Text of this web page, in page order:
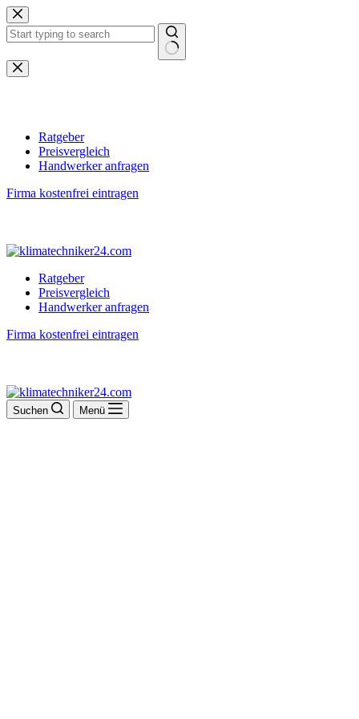
Zum
Inhalt
springen
Keine
Ergebnisse
Ratgeber
Preisvergleich
Handwerker anfragen
Firma kostenfrei eintragen
Ratgeber
Preisvergleich
Handwerker anfragen
Firma kostenfrei eintragen
Suchen Menü